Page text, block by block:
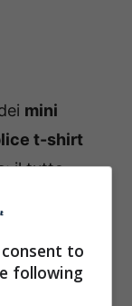
mini
t-shirt
: il tutto
i cuori
scritto lei
to
following